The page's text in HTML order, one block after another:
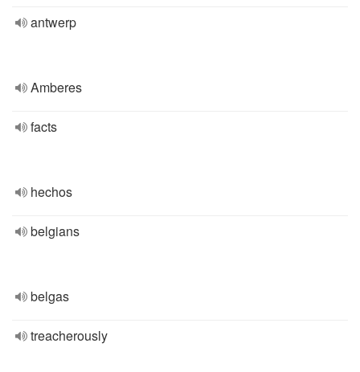
antwerp
Amberes
facts
hechos
belgians
belgas
treacherously